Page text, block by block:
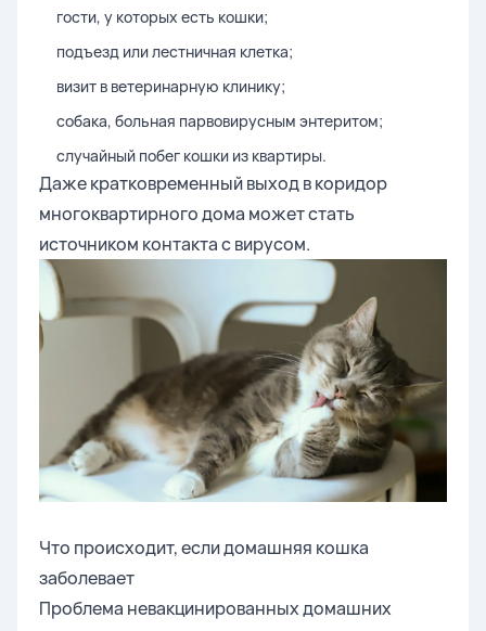
гости, у которых есть кошки;
подъезд или лестничная клетка;
визит в ветеринарную клинику;
собака, больная парвовирусным энтеритом;
случайный побег кошки из квартиры.
Даже кратковременный выход в коридор
многоквартирного дома может стать
источником контакта с вирусом.
Что происходит, если домашняя кошка
заболевает
Проблема невакцинированных домашних